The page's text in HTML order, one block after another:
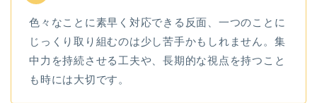
色々なことに素早く対応できる反面、一つのことに
じっくり取り組むのは少し苦手かもしれません。集
中力を持続させる工夫や、長期的な視点を持つこと
も時には大切です。